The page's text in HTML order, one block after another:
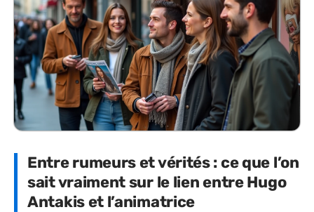
Entre rumeurs et vérités : ce que l’on
sait vraiment sur le lien entre Hugo
Antakis et l’animatrice